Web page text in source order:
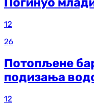
12
26
Потопљене
подизања
12